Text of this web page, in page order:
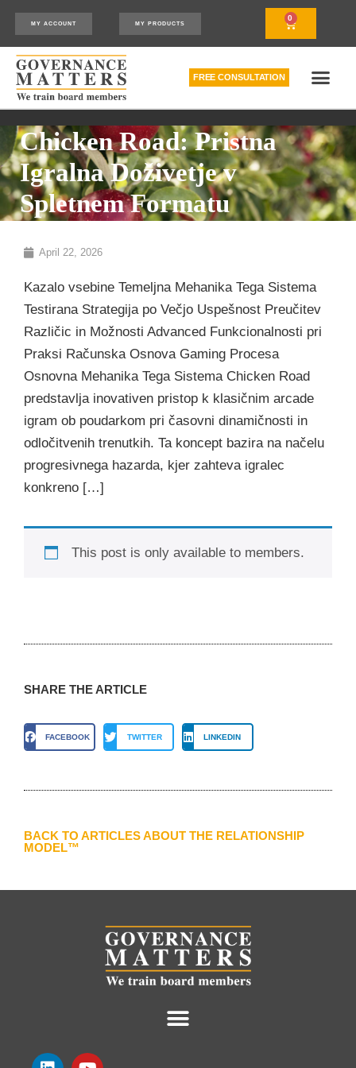
MY ACCOUNT MY PRODUCTS
0
FREE CONSULTATION
Chicken Road: Pristna
Igralna Doživetje v
Spletnem Formatu
April 22, 2026
Kazalo vsebine Temeljna Mehanika Tega Sistema
Testirana Strategija po Večjo Uspešnost Preučitev
Različic in Možnosti Advanced Funkcionalnosti pri
Praksi Računska Osnova Gaming Procesa
Osnovna Mehanika Tega Sistema Chicken Road
predstavlja inovativen pristop k klasičnim arcade
igram ob poudarkom pri časovni dinamičnosti in
odločitvenih trenutkih. Ta koncept bazira na načelu
progresivnega hazarda, kjer zahteva igralec
konkreno […]
This post is only available to members.
SHARE THE ARTICLE
FACEBOOK TWITTER LINKEDIN
BACK TO ARTICLES ABOUT THE RELATIONSHIP
MODEL™